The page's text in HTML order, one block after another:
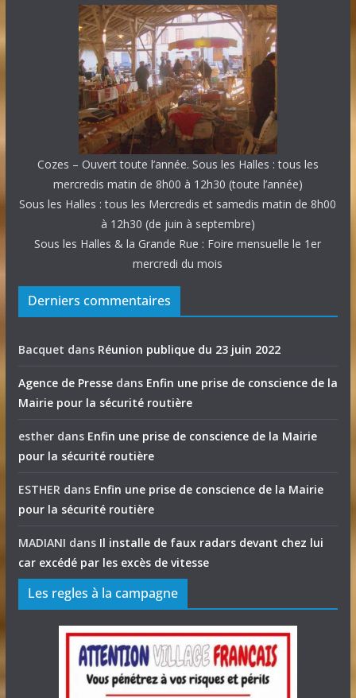
Cozes – Ouvert toute l’année. Sous les Halles : tous les
mercredis matin de 8h00 à 12h30 (toute l’année)
Sous les Halles : tous les Mercredis et samedis matin de 8h00
à 12h30 (de juin à septembre)
Sous les Halles & la Grande Rue : Foire mensuelle le 1er
mercredi du mois
Derniers commentaires
Bacquet dans Réunion publique du 23 juin 2022
Agence de Pressedans Enfin une prise de conscience de la
Mairie pour la sécurité routière
estherdans Enfin une prise de conscience de la Mairie
pour la sécurité routière
ESTHER dans Enfin une prise de conscience de la Mairie
pour la sécurité routière
MADIANI dans Il installe de faux radars devant chez lui
car excédé par les excès de vitesse
Les regles à la campagne